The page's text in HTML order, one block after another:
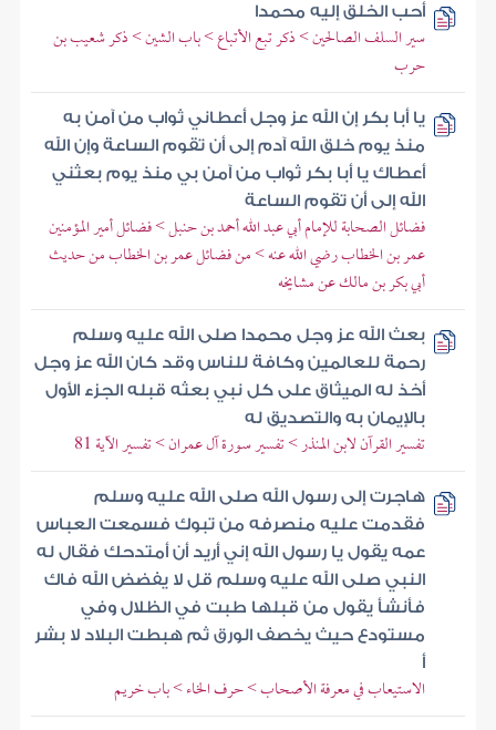
أحب الخلق إليه محمدا
سير السلف الصالحين > ذكر تبع الأتباع > باب الشين > ذكر شعيب بن
حرب
يا أبا بكر إن الله عز وجل أعطاني ثواب من آمن به
منذ يوم خلق الله آدم إلى أن تقوم الساعة وإن الله
أعطاك يا أبا بكر ثواب من آمن بي منذ يوم بعثني
الله إلى أن تقوم الساعة
فضائل الصحابة للإمام أبي عبد الله أحمد بن حنبل > فضائل أمير المؤمنين
عمر بن الخطاب رضي الله عنه > من فضائل عمر بن الخطاب من حديث
أبي بكر بن مالك عن مشايخه
بعث الله عز وجل محمدا صلى الله عليه وسلم
رحمة للعالمين وكافة للناس وقد كان الله عز وجل
أخذ له الميثاق على كل نبي بعثه قبله الجزء الأول
بالإيمان به والتصديق له
تفسير القرآن لابن المنذر > تفسير سورة آل عمران > تفسير الآية 81
هاجرت إلى رسول الله صلى الله عليه وسلم
فقدمت عليه منصرفه من تبوك فسمعت العباس
عمه يقول يا رسول الله إني أريد أن أمتدحك فقال له
النبي صلى الله عليه وسلم قل لا يفضض الله فاك
فأنشأ يقول من قبلها طبت في الظلال وفي
مستودع حيث يخصف الورق ثم هبطت البلاد لا بشر
أ
الاستيعاب في معرفة الأصحاب > حرف الخاء > باب خريم